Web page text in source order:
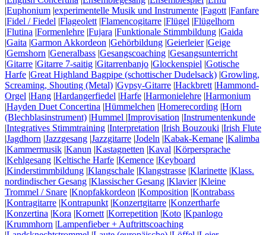
|Euphonium |experimentelle Musik und Instrumente |Fagott|Fanfare
|Fidel / Fiedel |Flageolett|Flamencogitarre |Flügel |Flügelhorn
|Flutina |Formenlehre |Fujara |Funktionale Stimmbildung |Gaida
|Gaita |Garmon Akkordeon |Gehörbildung |Geierleier|Geige
|Gemshorn |Generalbass |Gesangscoaching |Gesangsunterricht
|Gitarre |Gitarre 7-saitig |Gitarrenbanjo |Glockenspiel |Gotische
Harfe |Great Highland Bagpipe (schottischer Dudelsack) |Growling,
Screaming, Shouting (Metal) |Gypsy-Gitarre |Hackbrett|Hammond-
Orgel |Hang |Hardangerfiedel |Harfe |Harmonielehre |Harmonium
|Hayden Duet Concertina |Hümmelchen |Homerecording |Horn
(Blechblasinstrument) |Hummel |Improvisation |Instrumentenkunde
|Integratives Stimmtraining |Interpretation |Irish Bouzouki |Irish Flute
|Jagdhorn |Jazzgesang |Jazzgitarre |Jodeln |Kabak-Kemane |Kalimba
|Kammermusik |Kanun |Kastagnetten |Kaval |Körpersprache
|Kehlgesang |Keltische Harfe |Kemence |Keyboard
|Kinderstimmbildung |Klangschale |Klangstrasse |Klarinette |Klass.
nordindischer Gesang |Klassischer Gesang |Klavier|Kleine
Trommel / Snare |Knopfakkordeon |Komposition |Kontrabass
|Kontragitarre |Kontrapunkt|Konzertgitarre |Konzertharfe
|Konzertina |Kora |Kornett|Korrepetition |Koto |Kpanlogo
|Krummhorn |Lampenfieber + Auftrittscoaching